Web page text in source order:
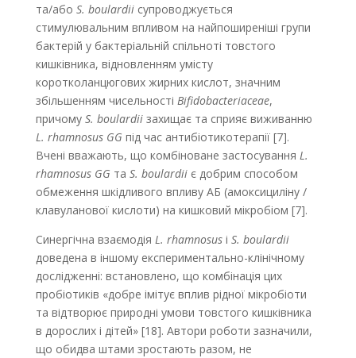
та/або S. boulardiiсупроводжується
стимулювальним впливом на найпоширеніші групи
бактерій у бактеріальній спільноті товстого
кишківника, відновленням умісту
коротколанцюгових жирних кислот, значним
збільшенням чисельності Bifidobacteriaceae,
причому S. boulardii захищає та сприяє виживанню
L. rhamnosus GG під час антибіотикотерапії [7].
Вчені вважають, що комбіноване застосування L.
rhamnosus GG та S. boulardiiє добрим способом
обмеження шкідливого впливу АБ (амоксициліну /
клавуланової кислоти) на кишковий мікробіом [7].
Синергічна взаємодія L. rhamnosus і S. boulardii
доведена в іншому експериментально-клінічному
дослідженні: встановлено, що комбінація цих
пробіотиків «добре імітує вплив рідної мікробіоти
та відтворює природні умови товстого кишківника
в дорослих і дітей» [18]. Автори роботи зазначили,
що обидва штами зростають разом, не